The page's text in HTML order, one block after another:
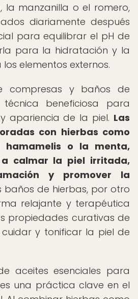
manzanilla o el romero,
diariamente después
para equilibrar el pH de
para la hidratación y la
elementos externos.
compresas y baños de
beneficiosa para
apariencia de la piel. Las
con hierbas como
hamamelis o la menta,
calmar la piel irritada,
y promover la
baños de hierbas, por otro
relajante y terapéutica
propiedades curativas de
y tonificar la piel de
aceites esenciales para
una práctica clave en el